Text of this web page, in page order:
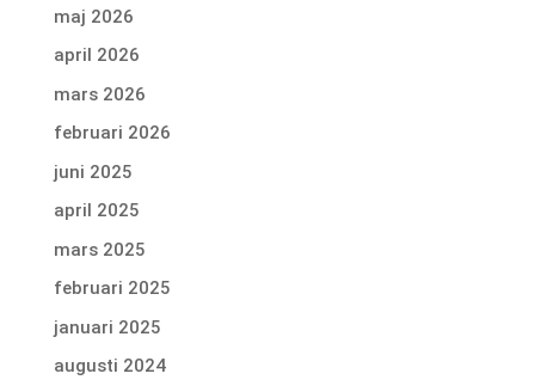
maj 2026
april 2026
mars 2026
februari 2026
juni 2025
april 2025
mars 2025
februari 2025
januari 2025
augusti 2024